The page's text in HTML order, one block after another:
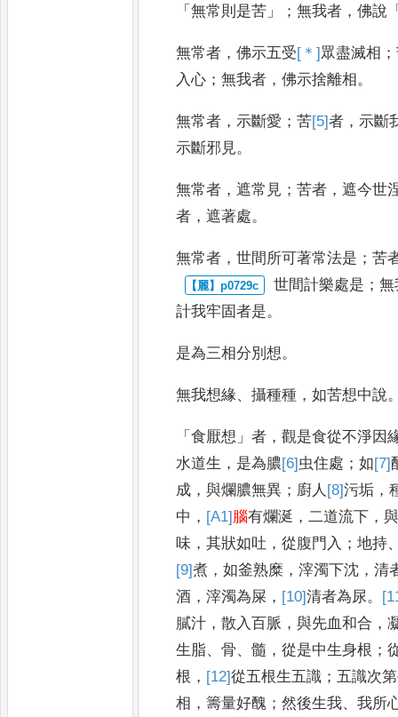
「無常則是苦 」；無我者 ，佛說
無常者 ，佛示五受[＊]眾盡滅相 ；
入心 ；無我者 ，佛示捨離相。
無常者 ，示斷愛 ；苦[5]者 ，示斷
示斷邪見。
無常者 ，遮常見 ；苦者 ，遮今世
者 ，遮著處。
無常者 ，世間所可著常法是 ；苦
世間計樂處是 ；無
計我牢固者是。
是為三相分別想。
無我想緣、攝種種 ，如苦想中說
「食厭想 」者 ，觀是食從不淨因
水道生 ， 是為膿[6]虫住處 ；如[7]
成 ，與爛膿無異 ； 廚人 [8]污垢 ，
中 ， [A1]腦有爛涎 ，二道流下 ，
味 ，其狀如吐 ，從腹門入 ；地持
[9]煮 ，如釜熟糜 ，滓濁下沈 ，清
酒 ，滓濁為屎 ， [10]清者為尿。
膩汁 ，散入百脈 ，與先血和合 ，
生脂、骨、髓 ，從是中生身根 ；
根 ， [12]從五根生五識 ；五識次
相 ，籌量好醜 ；然後生我、我所